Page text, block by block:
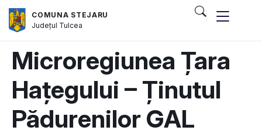
COMUNA STEJARU
Județul Tulcea
Microregiunea Țara
Hațegului – Ținutul
Pădurenilor GAL